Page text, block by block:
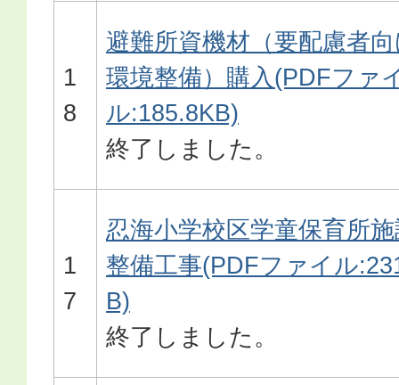
1
8
避難所資機材（要配慮者
環境整備）購入(PDFファ
ル:185.8KB)
終了しました。
1
7
忍海小学校区学童保育所
整備工事(PDFファイル
B)
終了しました。